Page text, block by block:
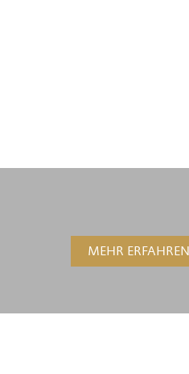
MEHR ERFAHREN